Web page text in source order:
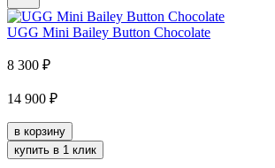
UGG Mini Bailey Button Chocolate
8 300 ₽
14 900 ₽
в корзину
купить в 1 клик